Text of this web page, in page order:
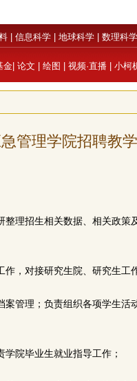
信息科学 地球科学 数理科学
金 论文 绘图 视频·直播 小柯
管理学院招聘教
理招生相关数据、相关政策
，对接研究生院、研究生工
管理；负责组织各项学生活
院毕业生就业指导工作；